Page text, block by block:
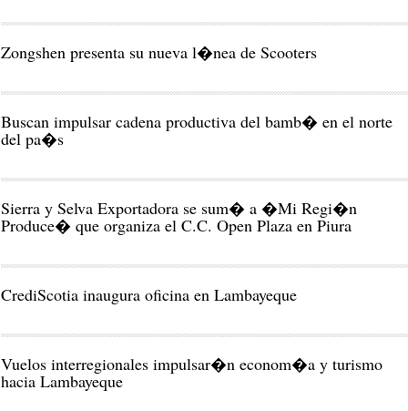
Zongshen presenta su nueva l�nea de Scooters
Buscan impulsar cadena productiva del bamb� en el norte
del pa�s
Sierra y Selva Exportadora se sum� a �Mi Regi�n
Produce� que organiza el C.C. Open Plaza en Piura
CrediScotia inaugura oficina en Lambayeque
Vuelos interregionales impulsar�n econom�a y turismo
hacia Lambayeque